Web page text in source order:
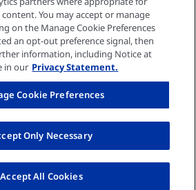
Care AG 2026
You may accept or manage
on the Manage Cookie Preferences
an opt-out preference signal, then
information, including Notice at
in our Privacy Statement.
Cookie Preferences
Only Necessary
Accept All Cookies